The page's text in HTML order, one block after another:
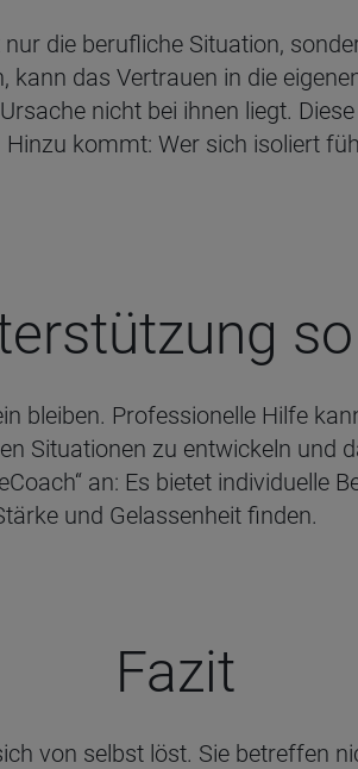
die berufliche Situation,
das Vertrauen in die
nicht bei ihnen liegt.
kommt: Wer sich isoliert
bleiben. Professionelle Hilfe
Situationen zu entwickeln und
an: Es bietet individuelle
und Gelassenheit finden.
Fazit
von selbst löst. Sie betreffen